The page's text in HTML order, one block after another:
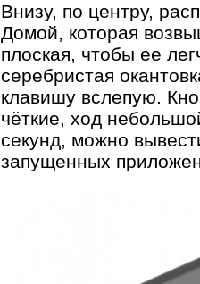
Внизу, по центру,
Домой, которая
плоская, чтобы ее
серебристая
клавишу вслепую.
чёткие, ход
секунд, можно
запущенных